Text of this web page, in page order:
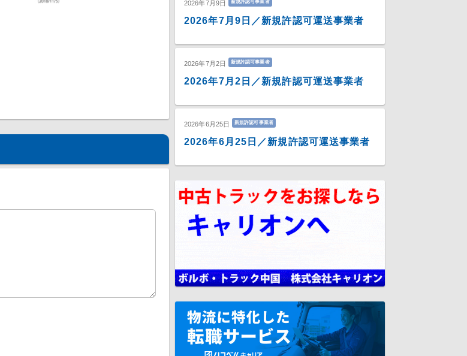
2026年7月9日 新規許認可事業者
2026年7月9日／新規許認可運送事業者
2026年7月2日 新規許認可事業者
2026年7月2日／新規許認可運送事業者
2026年6月25日 新規許認可事業者
2026年6月25日／新規許認可運送事業者